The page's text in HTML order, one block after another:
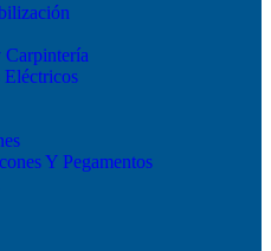
Carpintería
Eléctricos
Y Pegamentos